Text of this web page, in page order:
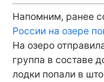
Напомним, ранее
России на озере
На озеро
группа в составе
лодки попали в